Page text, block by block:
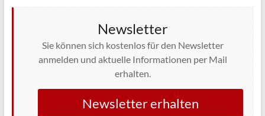
Newsletter
Sie können sich kostenlos für den Newsletter
anmelden und aktuelle Informationen per Mail
erhalten.
Newsletter erhalten